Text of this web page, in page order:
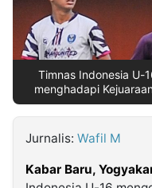
Kabarbaru
Timnas Indonesia U-
menghadapi
Jurnalis: Wafil M
Kabar Baru,